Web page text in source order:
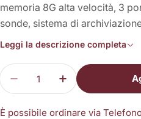
memoria 8G alta velocità, 3
sonde, sistema di
Leggi la descrizione completa
Quantità
Diminuisci la quantità
Aumenta la
È possibile ordinare via